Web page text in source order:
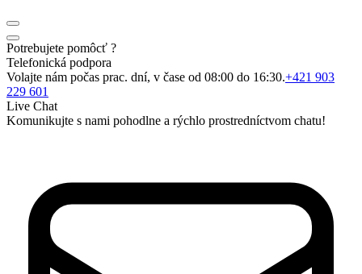
Potrebujete pomôcť ?
Telefonická podpora
Volajte nám počas prac. dní, v čase od 08:00 do 16:30.+421 903
229 601
Live Chat
Komunikujte s nami pohodlne a rýchlo prostredníctvom chatu!